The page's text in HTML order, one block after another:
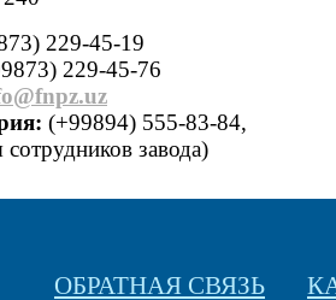
229-45-19
229-45-76
(+99894) 555-83-84,
завода)
ОБРАТНАЯ СВЯЗЬ